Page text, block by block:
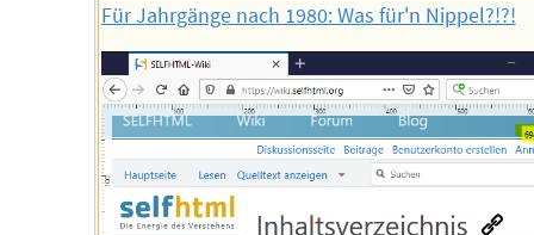
Für Jahrgänge nach 1980: Was für'n Nippel?!?!